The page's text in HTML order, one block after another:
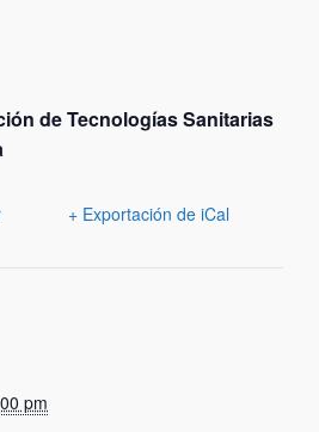
de TecnologíasSanitarias
+ Exportación de iCal
pm